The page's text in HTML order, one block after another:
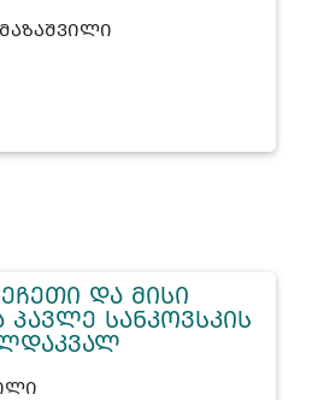
ᲓᲐ ᲛᲘᲡᲘ
ᲡᲐᲜᲙᲝᲕᲡᲙᲘᲡ